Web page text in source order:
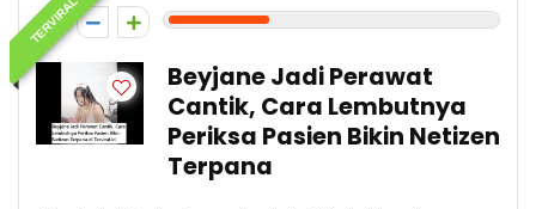
TERVIRAL
3
Beyjane Jadi Perawat
Cantik, Cara Lembutnya
Periksa Pasien Bikin Netizen
Terpana